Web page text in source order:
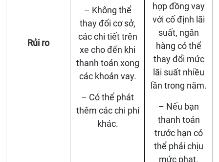
Rủi ro
– Không thể
thay đổi cơ sở,
các chi tiết trên
xe cho đến khi
thanh toán xong
các khoản vay.
– Có thể phát
thêm các chi phí
khác.
hợp đồng vay
với cố định lãi
suất, ngân
hàng có thể
thay đổi mức
lãi suất nhiều
lần trong năm.
– Nếu bạn
thanh toán
trước hạn có
thể phải chịu
mức phạt.